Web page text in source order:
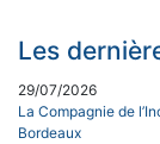
Les
29/07/2026
La Compagnie de
Bordeaux